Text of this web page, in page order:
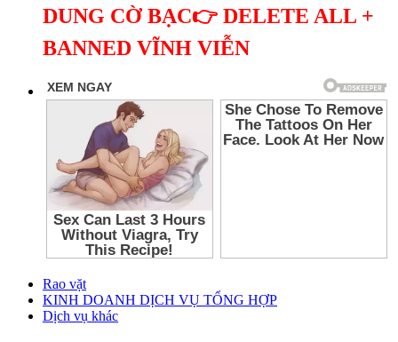
DUNG CỜ BẠC👉 DELETE ALL +
BANNED VĨNH VIỄN
Rao vặt
KINH DOANH DỊCH VỤ TỔNG HỢP
Dịch vụ khác